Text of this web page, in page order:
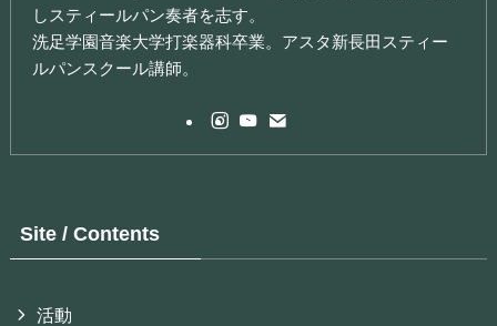
しスティールパン奏者を志す。
洗足学園音楽大学打楽器科卒業。アスタ新長田スティー
ルパンスクール講師。
Site / Contents
活動